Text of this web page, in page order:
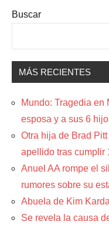
Buscar
MÁS RECIENTES
Mundo: Tragedia en
esposa y a sus 6
Otra hija de Brad
apellido tras cumplir
Anuel AA rompe el
rumores sobre su
Abuela de Kim
Se revela la causa